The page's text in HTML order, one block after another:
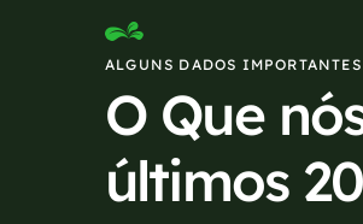
ALGUNS DADOS IMPORTANTES
O Que
últimos